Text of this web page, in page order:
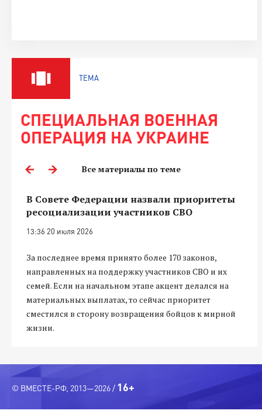
ТЕМА
СПЕЦИАЛЬНАЯ ВОЕННАЯ
ОПЕРАЦИЯ НА УКРАИНЕ
Все материалы по теме
В Совете Федерации назвали приоритеты
ресоциализации участников СВО
13:36 20 июля 2026
За последнее время принято более 170 законов,
направленных на поддержку участников СВО и их
семей. Если на начальном этапе акцент делался на
материальных выплатах, то сейчас приоритет
сместился в сторону возвращения бойцов к мирной
жизни.
© ВМЕСТЕ-РФ, 2013—2026 / 16+